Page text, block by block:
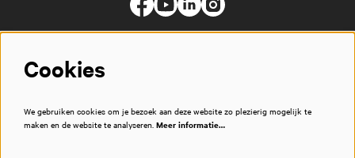
Cookies
We gebruiken cookies om je bezoek aan deze website zo plezierig mogelijk te
maken en de website te analyseren. Meer informatie…